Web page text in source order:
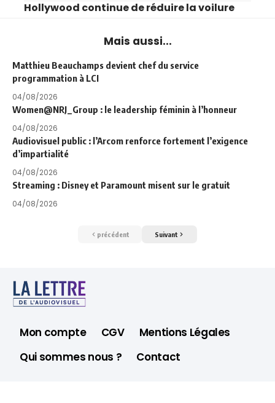
Hollywood continue de réduire la voilure
Mais aussi...
Matthieu Beauchamps devient chef du service
programmation à LCI
04/08/2026
Women@NRJ_Group : le leadership féminin à l’honneur
04/08/2026
Audiovisuel public : l’Arcom renforce fortement l’exigence
d’impartialité
04/08/2026
Streaming : Disney et Paramount misent sur le gratuit
04/08/2026
précédent Suivant
Mon compte CGV
Mentions Légales
Qui sommes nous ?
Contact